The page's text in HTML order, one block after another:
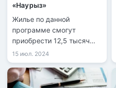
«Наурыз»
Жилье по данной
программе смогут
приобрести 12,5 тысяч
казахстанцев.
15 июл. 2024